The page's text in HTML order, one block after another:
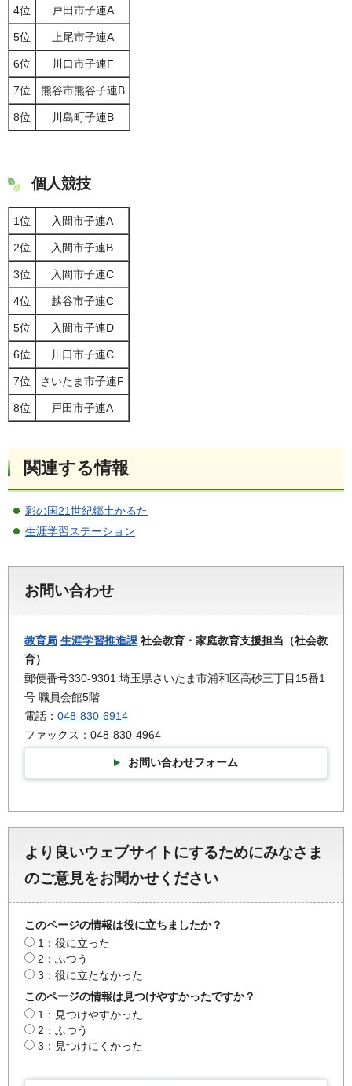
4位 戸田市子連A
5位 上尾市子連A
6位 川口市子連F
7位 熊谷市熊谷子連B
8位 川島町子連B
個人競技
1位 入間市子連A
2位 入間市子連B
3位 入間市子連C
4位 越谷市子連C
5位 入間市子連D
6位 川口市子連C
7位 さいたま市子連F
8位 戸田市子連A
関連する情報
彩の国21世紀郷土かるた
生涯学習ステーション
お問い合わせ
教育局 生涯学習推進課 社会教育・家庭教育支援担当（社会教
育）
郵便番号330-9301 埼玉県さいたま市浦和区高砂三丁目15番1
号 職員会館5階
電話： 048-830-6914
ファックス：048-830-4964
お問い合わせフォーム
より良いウェブサイトにするためにみなさま
のご意見をお聞かせください
このページの情報は役に立ちましたか？
1：役に立った
2：ふつう
3：役に立たなかった
このページの情報は見つけやすかったですか？
1：見つけやすかった
2：ふつう
3：見つけにくかった